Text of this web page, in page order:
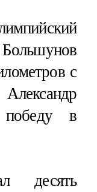
с
победу в
десять